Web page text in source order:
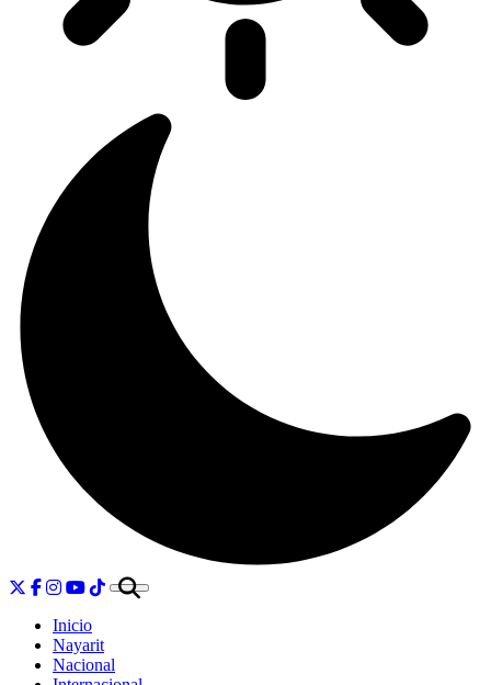
Inicio
Nayarit
Nacional